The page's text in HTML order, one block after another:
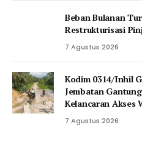
Beban Bulanan
Restrukturisasi
7 Agustus 2026
Kodim 0314/Inhil
Jembatan
Kelancaran Akses
7 Agustus 2026